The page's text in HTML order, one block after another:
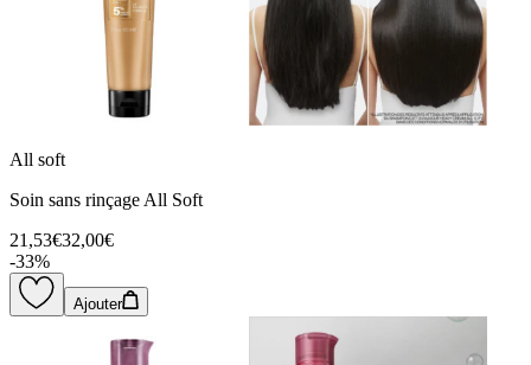
All soft
Soin sans rinçage All Soft
21,53€32,00€
-33%
Ajouter